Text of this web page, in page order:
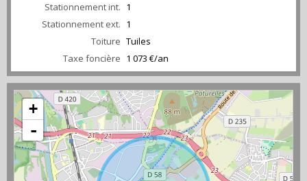
Stationnement int. 1
Stationnement ext. 1
Toiture Tuiles
Taxe foncière 1 073 €/an
+
-